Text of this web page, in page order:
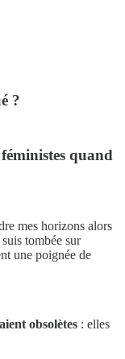
?
quand
mes horizons alors
tombée sur
une poignée de
obsolètes : elles